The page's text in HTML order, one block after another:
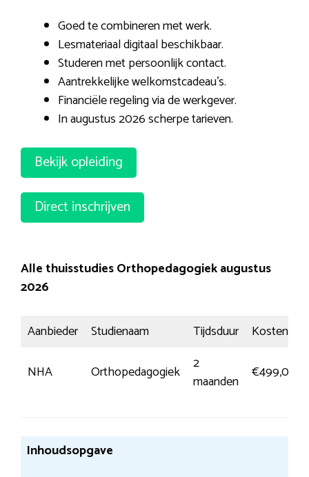
Goed te combineren met werk.
Lesmateriaal digitaal beschikbaar.
Studeren met persoonlijk contact.
Aantrekkelijke welkomstcadeau’s.
Financiële regeling via de werkgever.
In augustus 2026 scherpe tarieven.
Bekijk opleiding
Direct inschrijven
Alle thuisstudies Orthopedagogiek augustus
2026
Aanbieder Studienaam Tijdsduur
Kosten
NHA
Orthopedagogiek
2
maanden
€499,00
Inhoudsopgave